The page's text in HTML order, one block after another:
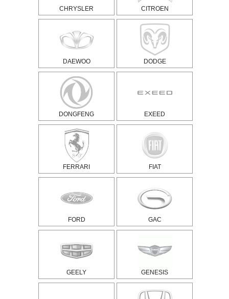
CHRYSLER CITROEN
DAEWOO DODGE
DONGFENG EXEED
FERRARI FIAT
FORD GAC
GEELY GENESIS